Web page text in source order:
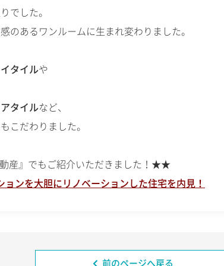
でした。
のあるワンルームに生まれ変わりました。
タイルや
タイルなど、
こだわりました。
産』でもご紹介いただきました！★★
ンを大胆にリノベーションした住宅を内見！
前のページへ戻る